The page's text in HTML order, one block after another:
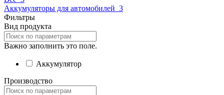
Аккумуляторы для автомобилей 3
Фильтры
Вид продукта
Важно заполнить это поле.
Аккумулятор
Производство